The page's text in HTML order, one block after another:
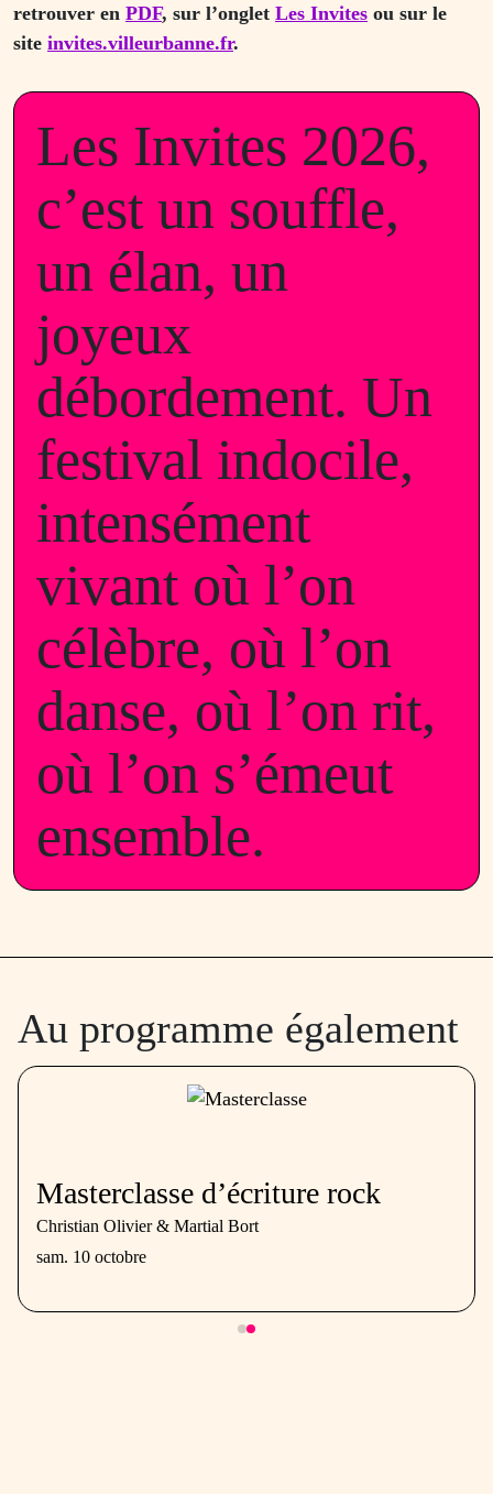
retrouver en PDF, sur l’onglet Les Invites ou sur le
site invites.villeurbanne.fr.
Les Invites 2026,
c’est un souffle,
un élan, un
joyeux
débordement. Un
festival indocile,
intensément
vivant où l’on
célèbre, où l’on
danse, où l’on rit,
où l’on s’émeut
ensemble.
Au programme également
Masterclasse d’écriture rock
Christian Olivier & Martial Bort
sam. 10 octobre